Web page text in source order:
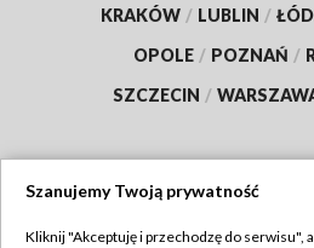
KRAKÓW / LUBLIN /
OPOLE / POZNAŃ /
SZCZECIN /
Szanujemy Twoją prywatność
Kliknij "Akceptuję i przechodzę do serwisu",